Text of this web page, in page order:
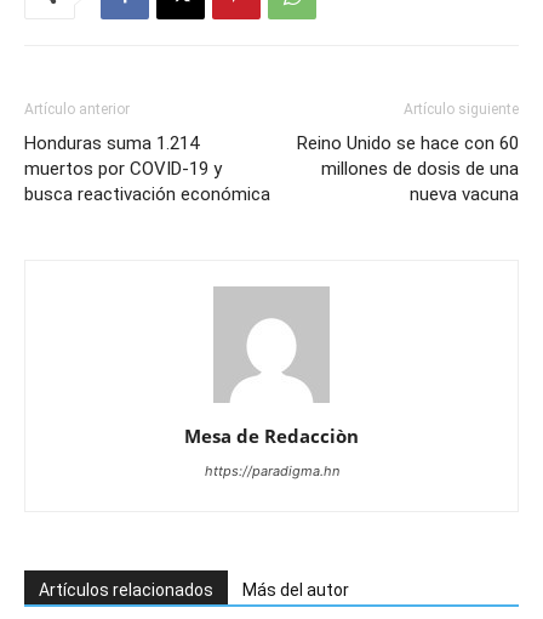
Artículo anterior
Honduras suma 1.214
muertos por COVID-19 y
busca reactivación económica
Artículo siguiente
Reino Unido se hace con 60
millones de dosis de una
nueva vacuna
Mesa de Redacciòn
https://paradigma.hn
Artículos relacionados Más del autor